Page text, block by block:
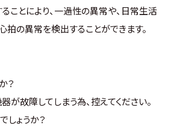
ことにより、一過性の異常や、日常生活
拍の異常を検出することができます。
？
が故障してしまう為、控えてください。
しょうか？